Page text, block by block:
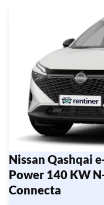
Nissan Qashqai
Power 140 KW
Connecta